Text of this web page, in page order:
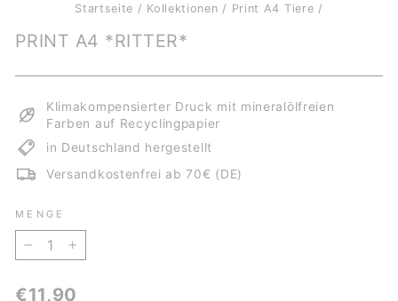
Startseite / Kollektionen / Print A4 Tiere /
PRINT A4 *RITTER*
Klimakompensierter Druck mit mineralölfreien
Farben auf Recyclingpapier
in Deutschland hergestellt
Versandkostenfrei ab 70€ (DE)
MENGE
Normaler
€11,90